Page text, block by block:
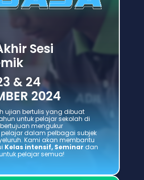
Sesi
& 24
2024
ujian bertulis yang dibuat
untuk pelajar sekolah di
mengukur
dalam pelbagai subjek
Kami akan membantu
Kelas intensif, Seminar
pelajar semua!